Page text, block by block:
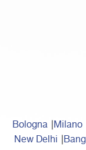
Bologna Milano
New Delhi